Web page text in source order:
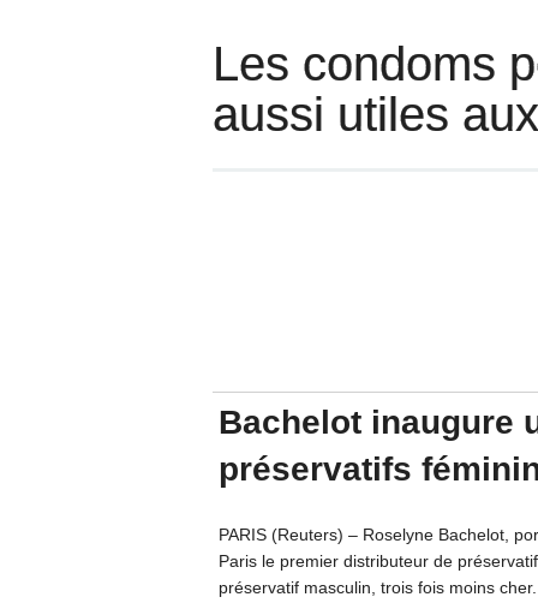
Les condoms
aussi utiles
Bachelot inaugure
préservatifs
PARIS (Reuters) – Roselyne Bachelot,
Paris le premier distributeur de
préservatif masculin, trois fois moins cher.